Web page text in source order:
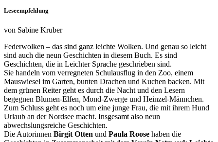
Leseempfehlung
von Sabine Kruber
Federwolken – das sind ganz leichte Wolken. Und genau so leicht
sind auch die neun Geschichten in diesem Buch. Es sind
Geschichten, die in Leichter Sprache geschrieben sind.
Sie handeln vom verregneten Schulausflug in den Zoo, einem
Mauswiesel im Garten, bunten Drachen und Kuchen backen. Mit
dem grünen Reiter geht es durch die Nacht und den Lesern
begegnen Blumen-Elfen, Mond-Zwerge und Heinzel-Männchen.
Zum Schluss geht es noch um eine junge Frau, die mit ihrem Hund
Urlaub an der Nordsee macht. Insgesamt also neun
abwechslungsreiche Geschichten.
Die Autorinnen Birgit Otten und Paula Roose haben die